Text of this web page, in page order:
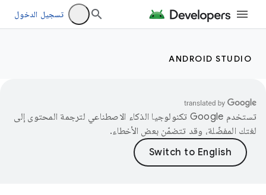
تسجيل الدخول
ANDROID STUDIO
تستخدم Google تكنولوجيا الذكاء الاصطناعي لترجمة المحتوى إلى
لغتك المفضّلة، وقد تتضمّن بعض الأخطاء.